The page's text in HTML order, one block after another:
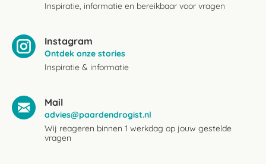
Inspiratie, informatie en bereikbaar voor vragen
Instagram
Ontdek onze stories
Inspiratie & informatie
Mail
advies@paardendrogist.nl
Wij reageren binnen 1 werkdag op jouw gestelde
vragen